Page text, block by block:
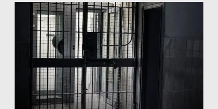
Προβολή
μεγαλύτερης
εικόνας